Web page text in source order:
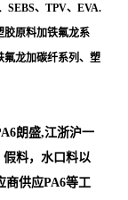
SEBS、TPV、EVA.
胶原料加铁氟龙系
氟龙加碳纤系列、塑
朗盛,江浙沪一
料，水口料以
商供应PA6等工